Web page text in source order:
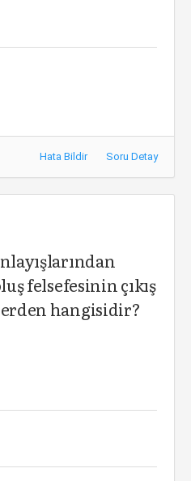
Hata Bildir Soru Detay
felsefesinin çıkış
hangisidir?